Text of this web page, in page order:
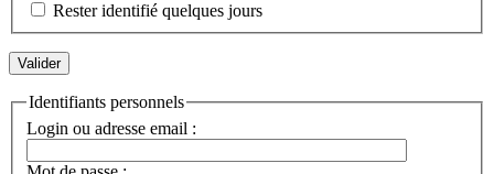
Rester identifié quelques jours
Identifiants personnels
Login ou adresse email :